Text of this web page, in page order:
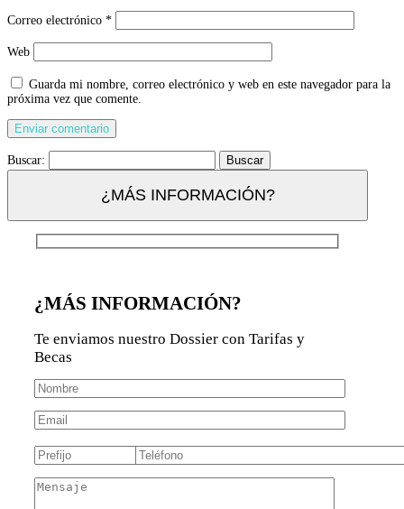
Correo electrónico *
Web
Guarda mi nombre, correo electrónico y web en este navegador para la
próxima vez que comente.
Buscar:
¿MÁS INFORMACIÓN?
¿MÁS INFORMACIÓN?
Te enviamos nuestro Dossier con Tarifas y
Becas